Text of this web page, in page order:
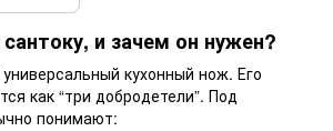
и зачем он нужен?
кухонный нож. Его
как “три добродетели”. Под
понимают: